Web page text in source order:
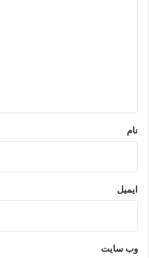
نام
ایمیل
وب‌ سایت